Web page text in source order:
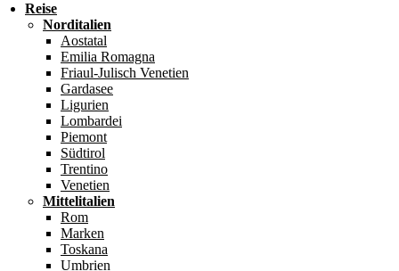
Reise
Norditalien
Aostatal
Emilia Romagna
Friaul-Julisch Venetien
Gardasee
Ligurien
Lombardei
Piemont
Südtirol
Trentino
Venetien
Mittelitalien
Rom
Marken
Toskana
Umbrien